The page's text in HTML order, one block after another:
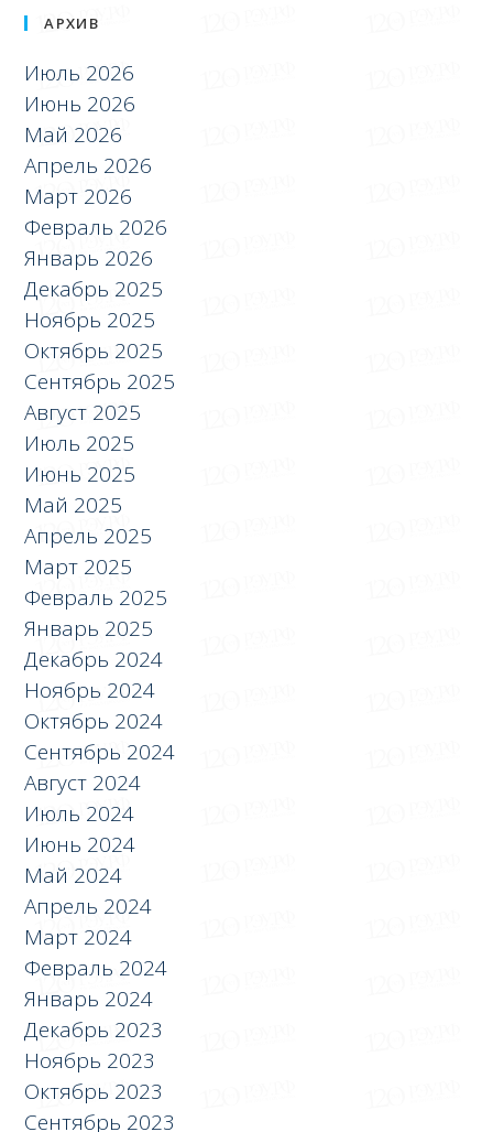
АРХИВ
Июль 2026
Июнь 2026
Май 2026
Апрель 2026
Март 2026
Февраль 2026
Январь 2026
Декабрь 2025
Ноябрь 2025
Октябрь 2025
Сентябрь 2025
Август 2025
Июль 2025
Июнь 2025
Май 2025
Апрель 2025
Март 2025
Февраль 2025
Январь 2025
Декабрь 2024
Ноябрь 2024
Октябрь 2024
Сентябрь 2024
Август 2024
Июль 2024
Июнь 2024
Май 2024
Апрель 2024
Март 2024
Февраль 2024
Январь 2024
Декабрь 2023
Ноябрь 2023
Октябрь 2023
Сентябрь 2023